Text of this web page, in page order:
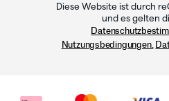
Diese Website ist durch
und es gelten
Nutzungsbedingungen.